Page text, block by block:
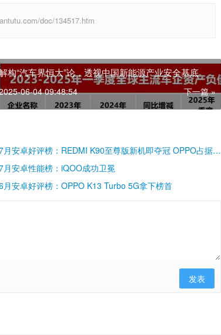
doc/134517.htm
构“汽车界恒大”论，透视中国新能源产业安全基底
06-04 09:48:54 下一篇 »
月安卓好评榜：REDMI K90至尊版新机即夺冠 OPPO占据半
壁江山
月安卓性能榜：iQOO成功卫冕
月安卓好评榜：OPPO K13 Turbo 5G拿下榜首
发表